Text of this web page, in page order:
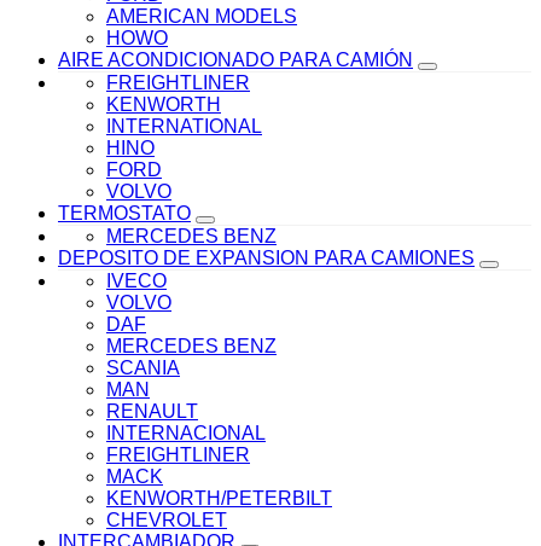
AMERICAN MODELS
HOWO
AIRE ACONDICIONADO PARA CAMIÓN
FREIGHTLINER
KENWORTH
INTERNATIONAL
HINO
FORD
VOLVO
TERMOSTATO
MERCEDES BENZ
DEPOSITO DE EXPANSION PARA CAMIONES
IVECO
VOLVO
DAF
MERCEDES BENZ
SCANIA
MAN
RENAULT
INTERNACIONAL
FREIGHTLINER
MACK
KENWORTH/PETERBILT
CHEVROLET
INTERCAMBIADOR